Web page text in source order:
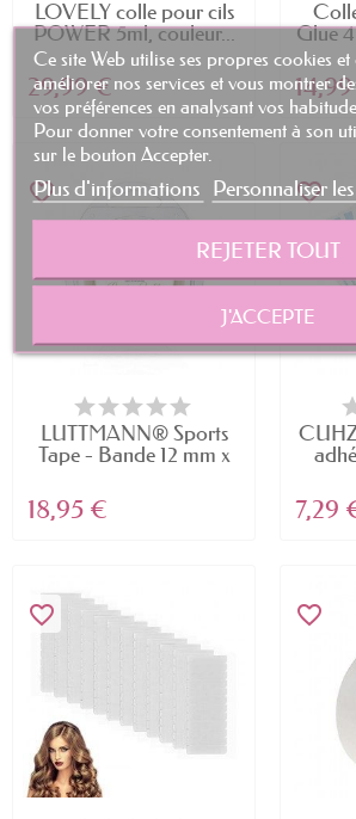
LOVELY colle pour cils
POWER 5ml, couleur...
29,99 €
Glue
favorite_border
LUTTMANN® Sports
Tape - Bande 12 mm x
18,95 €
favorite_border
7,29
favorite_border favorite_border
Ce site Web utilise ses propres cookies
améliorer nos services et vous montrer
vos préférences en analysant vos
Pour donner votre consentement à son
sur le bouton Accepter.
Plus d'informations Personnaliser
REJETER TOUT
J'ACCEPTE